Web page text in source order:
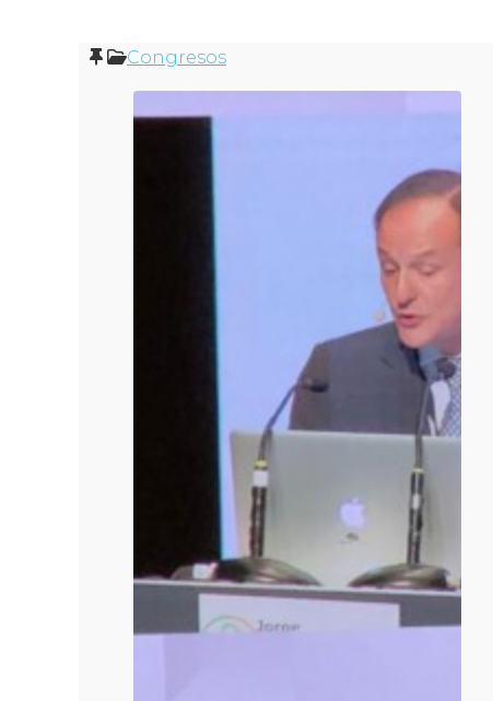
Congresos